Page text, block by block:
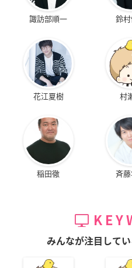
諏訪部順一 鈴
花江夏樹 村
稲田徹 斉
みんなが注目して